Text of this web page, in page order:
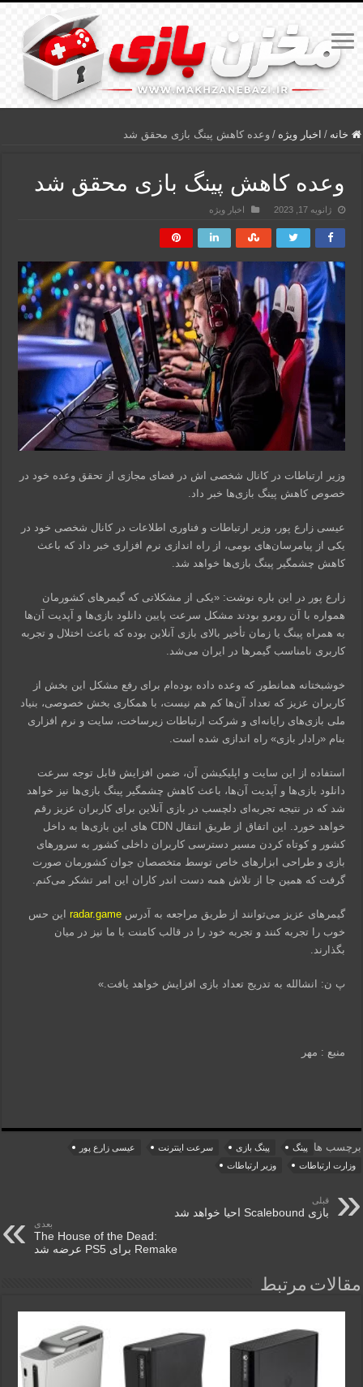
خانه / اخبار ویژه / وعده کاهش پینگ بازی محقق شد
وعده کاهش پینگ بازی محقق شد
ژانویه 17, 2023 اخبار ویژه
وزیر ارتباطات در کانال شخصی اش در فضای مجازی از تحقق وعده خود در
خصوص کاهش پینگ بازی‌ها خبر داد.
عیسی زارع پور، وزیر ارتباطات و فناوری اطلاعات در کانال شخصی خود در
یکی از پیامرسان‌های بومی، از راه اندازی نرم افزاری خبر داد که باعث
کاهش چشمگیر پینگ بازی‌ها خواهد شد.
زارع پور در این باره نوشت: «یکی از مشکلاتی که گیمرهای کشورمان
همواره با آن روبرو بودند مشکل سرعت پایین دانلود بازی‌ها و آپدیت آن‌ها
به همراه پینگ یا زمان تأخیر بالای بازی آنلاین بوده که باعث اختلال و تجربه
کاربری نامناسب گیمرها در ایران می‌شد.
خوشبختانه همانطور که وعده داده بوده‌ام برای رفع مشکل این بخش از
کاربران عزیز که تعداد آن‌ها کم هم نیست، با همکاری بخش خصوصی، بنیاد
ملی بازی‌های رایانه‌ای و شرکت ارتباطات زیرساخت، سایت و نرم افزاری
بنام «رادار بازی» راه اندازی شده است.
استفاده از این سایت و اپلیکیشن آن، ضمن افزایش قابل توجه سرعت
دانلود بازی‌ها و آپدیت آن‌ها، باعث کاهش چشمگیر پینگ بازی‌ها نیز خواهد
شد که در نتیجه تجربه‌ای دلچسب در بازی آنلاین برای کاربران عزیز رقم
خواهد خورد. این اتفاق از طریق انتقال CDN های این بازی‌ها به داخل
کشور و کوتاه کردن مسیر دسترسی کاربران داخلی کشور به سرورهای
بازی و طراحی ابزارهای خاص توسط متخصصان جوان کشورمان صورت
گرفت که همین جا از تلاش همه دست اندر کاران این امر تشکر می‌کنم.
گیمرهای عزیز می‌توانند از طریق مراجعه به آدرسradar.game این حس
خوب را تجربه کنند و تجربه خود را در قالب کامنت با ما نیز در میان
بگذارند.
پ ن: انشالله به تدریج تعداد بازی افزایش خواهد یافت.»
منبع : مهر
برچسب ها پینگ پینگ بازی سرعت اینترنت
عیسی زارع پور
وزارت ارتباطات
وزیر ارتباطات
قبلی
بازی Scalebound احیا خواهد شد
بعدی
The House of the Dead:
Remake برای PS5 عرضه شد
مقالات مرتبط